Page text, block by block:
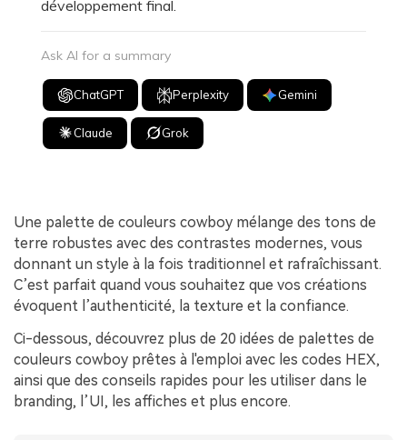
développement final.
Ask AI for a summary
ChatGPT Perplexity Gemini
Claude Grok
Une palette de couleurs cowboy mélange des tons de
terre robustes avec des contrastes modernes, vous
donnant un style à la fois traditionnel et rafraîchissant.
C’est parfait quand vous souhaitez que vos créations
évoquent l’authenticité, la texture et la confiance.
Ci-dessous, découvrez plus de 20 idées de palettes de
couleurs cowboy prêtes à l'emploi avec les codes HEX,
ainsi que des conseils rapides pour les utiliser dans le
branding, l’UI, les affiches et plus encore.